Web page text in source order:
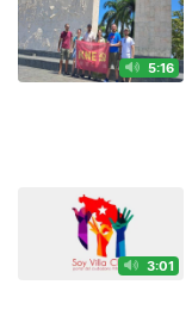
5:16
3:01